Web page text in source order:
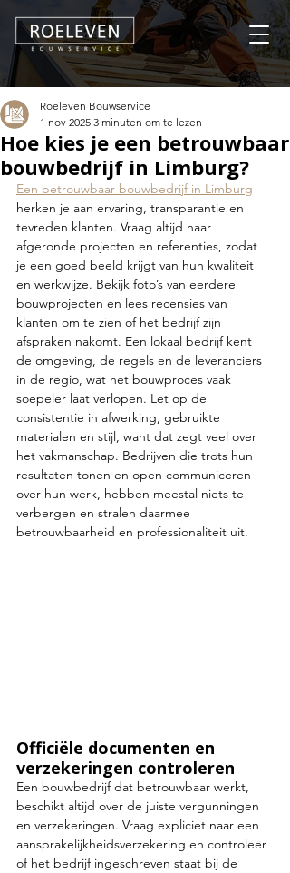
Hoe kies je een betrouwbaar
bouwbedrijf in Limburg?
Roeleven Bouwservice
1 nov 2025 3 minuten om te lezen
Een betrouwbaar bouwbedrijf in Limburg
herken je aan ervaring, transparantie en
tevreden klanten. Vraag altijd naar
afgeronde projecten en referenties, zodat
je een goed beeld krijgt van hun kwaliteit
en werkwijze. Bekijk foto’s van eerdere
bouwprojecten en lees recensies van
klanten om te zien of het bedrijf zijn
afspraken nakomt. Een lokaal bedrijf kent
de omgeving, de regels en de leveranciers
in de regio, wat het bouwproces vaak
soepeler laat verlopen. Let op de
consistentie in afwerking, gebruikte
materialen en stijl, want dat zegt veel over
het vakmanschap. Bedrijven die trots hun
resultaten tonen en open communiceren
over hun werk, hebben meestal niets te
verbergen en stralen daarmee
betrouwbaarheid en professionaliteit uit.
Officiële documenten en
verzekeringen controleren
Een bouwbedrijf dat betrouwbaar werkt,
beschikt altijd over de juiste vergunningen
en verzekeringen. Vraag expliciet naar een
aansprakelijkheidsverzekering en controleer
of het bedrijf ingeschreven staat bij de